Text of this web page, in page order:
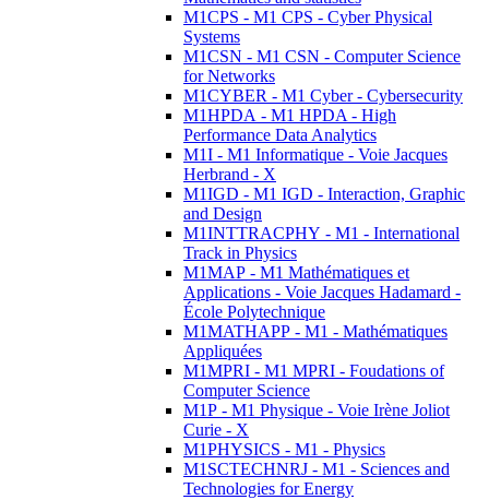
M1CPS - M1 CPS - Cyber Physical
Systems
M1CSN - M1 CSN - Computer Science
for Networks
M1CYBER - M1 Cyber - Cybersecurity
M1HPDA - M1 HPDA - High
Performance Data Analytics
M1I - M1 Informatique - Voie Jacques
Herbrand - X
M1IGD - M1 IGD - Interaction, Graphic
and Design
M1INTTRACPHY - M1 - International
Track in Physics
M1MAP - M1 Mathématiques et
Applications - Voie Jacques Hadamard -
École Polytechnique
M1MATHAPP - M1 - Mathématiques
Appliquées
M1MPRI - M1 MPRI - Foudations of
Computer Science
M1P - M1 Physique - Voie Irène Joliot
Curie - X
M1PHYSICS - M1 - Physics
M1SCTECHNRJ - M1 - Sciences and
Technologies for Energy